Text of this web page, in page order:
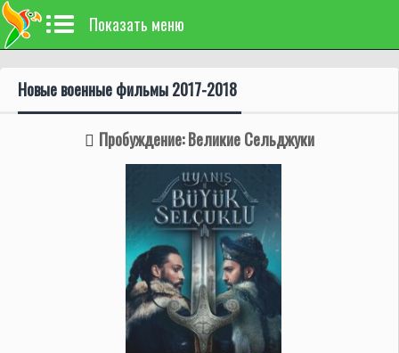
Показать меню
Новые военные фильмы 2017-2018
Пробуждение: Великие Сельджуки